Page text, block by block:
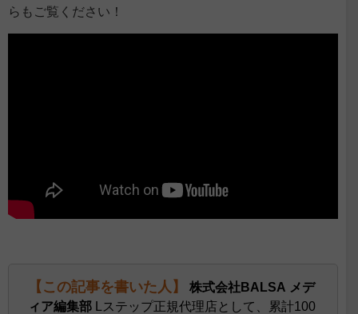
らもご覧ください！
【この記事を書いた人】
株式会社BALSA メデ
ィア編集部
Lステップ正規代理店として、累計100